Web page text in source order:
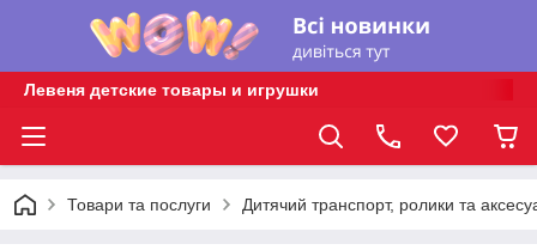
Левеня детские товары и игрушки
Товари та послуги Дитячий транспорт, ролики та